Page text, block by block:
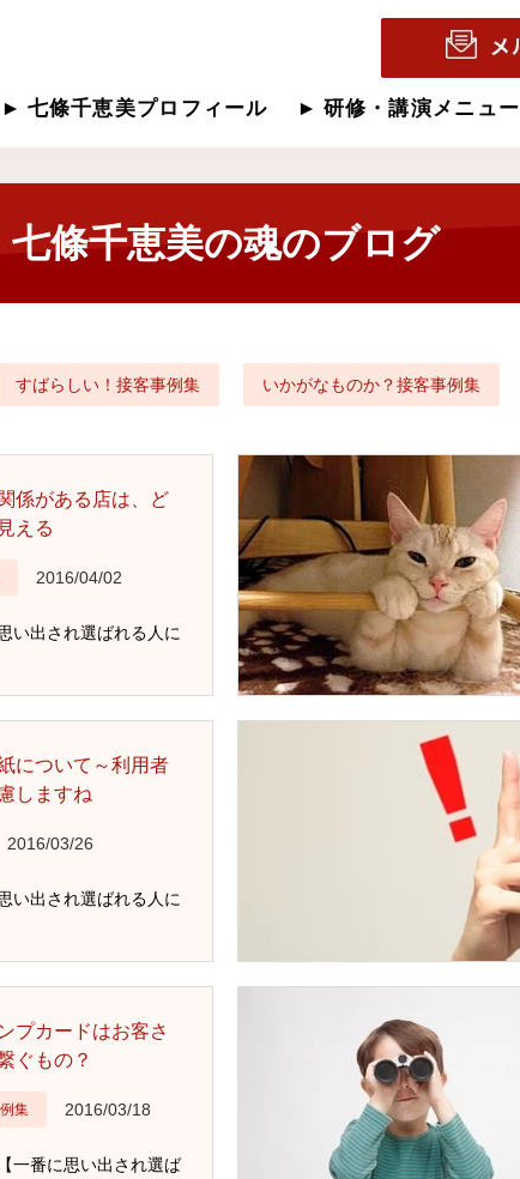
七條千恵美プロフィール 研修・講演メニュー
七條千恵美の魂のブログ
すばらしい！接客事例集 いかがなものか？接客事例集
係がある店は、ど
える
2016/04/02
い出され選ばれる人に
について～利用者
しますね
2016/03/26
い出され選ばれる人に
プカードはお客さ
ぐもの？
集 2016/03/18
一番に思い出され選ば